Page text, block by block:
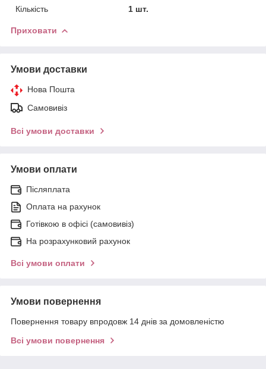
Кількість
1 шт.
Приховати
Умови доставки
Нова Пошта
Самовивіз
Всі умови доставки
Умови оплати
Післяплата
Оплата на рахунок
Готівкою в офісі (самовивіз)
На розрахунковий рахунок
Всі умови оплати
Умови повернення
Повернення товару впродовж 14 днів за домовленістю
Всі умови повернення